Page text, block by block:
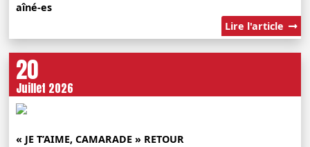
aîné-es
Lire l'article
20
Juillet 2026
« JE T’AIME, CAMARADE » RETOUR